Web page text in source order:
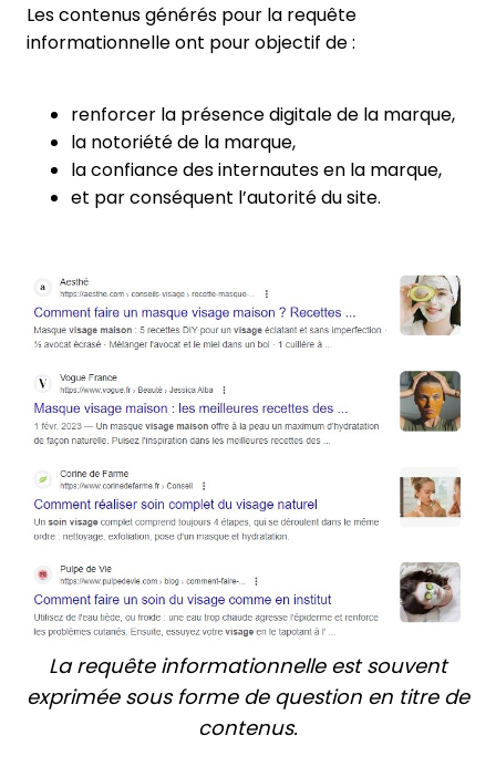
Les contenus générés pour la requête
informationnelle ont pour objectif de :
renforcer la présence digitale de la marque,
la notoriété de la marque,
la confiance des internautes en la marque,
et par conséquent l’autorité du site.
La requête informationnelle est souvent
exprimée sous forme de question en titre de
contenus.